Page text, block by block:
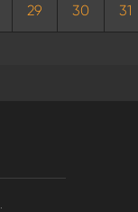
29 30 31